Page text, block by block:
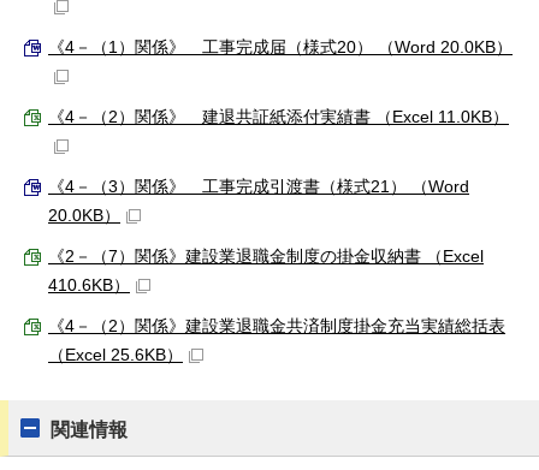
《4－（1）関係》 工事完成届（様式20） （Word 20.0KB）
《4－（2）関係》 建退共証紙添付実績書 （Excel 11.0KB）
《4－（3）関係》 工事完成引渡書（様式21） （Word
20.0KB）
《2－（7）関係》建設業退職金制度の掛金収納書 （Excel
410.6KB）
《4－（2）関係》建設業退職金共済制度掛金充当実績総括表
（Excel 25.6KB）
関連情報